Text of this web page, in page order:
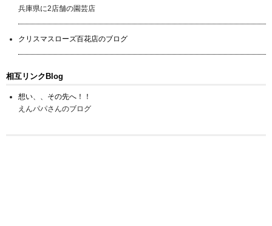
兵庫県に2店舗の園芸店
クリスマスローズ百花店のブログ
相互リンクBlog
想い、、その先へ！！
えんパパさんのブログ